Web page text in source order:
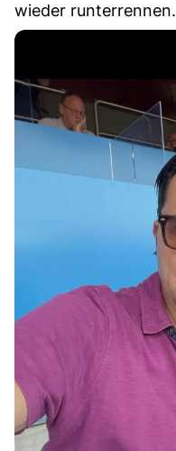
wieder runterrennen.